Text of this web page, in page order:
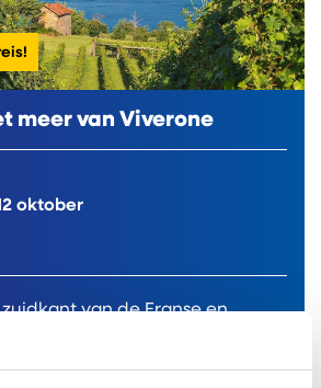
meer van Viverone
oktober
van de Franse en
Piemonte, een regio die